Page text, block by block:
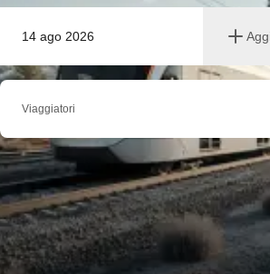
14 ago 2026
Viaggiatori